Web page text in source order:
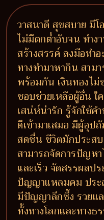
วาสนาดี สุขสบาย มี
ไม่มีตกต่ำอับจน ทำง
สร้างสรรค์ ลงมือทำ
ทางทำมาหากิน สาม
พร้อมกัน เงินทองไ
ชอบช่วยเหลือผู้อื่น ใ
เสน่ห์น่ารัก รู้จักใช้ค
ดีเข้ามาเสมอ มีผู้อุป
สดชื่น ชีวิตมักประสบ
สามารถจัดการปัญห
และเร็ว จัดสรรผลป
ปัญญาแหลมคม ประ
มีปัญญาลึกซึ้ง รวยแล
ทั้งทางโลกและทางธ